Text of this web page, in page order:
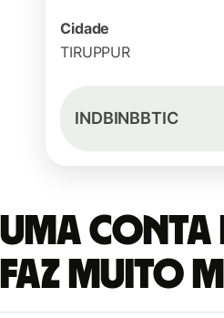
Cidade
TIRUPPUR
INDBINBBTIC
Uma conta
faz muito